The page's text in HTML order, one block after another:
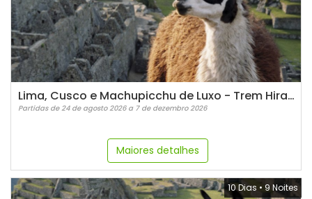
Lima, Cusco e Machupicchu de Luxo - Trem Hiram Bingham
Partidas de 24 de agosto 2026 a 7 de dezembro 2026
Maiores detalhes
10 Dias • 9 Noites